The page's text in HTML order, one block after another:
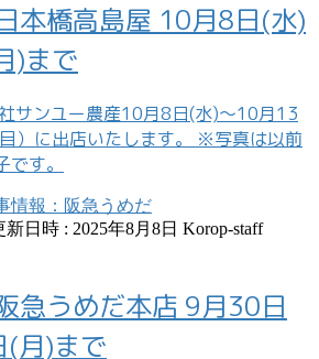
本橋高島屋 10月8日(水)
)まで
サンユー農産10月8日(水)～10月13
）に出店いたします。 ※写真は以前
す。
新日時 : 2025年8月8日 Korop-staff
急うめだ本店 9月30日
月)まで